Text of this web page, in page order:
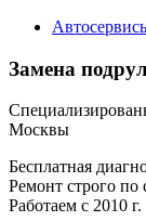
Замена
Москвы
Бесплатная
Ремонт строго по
Работаем с 2010